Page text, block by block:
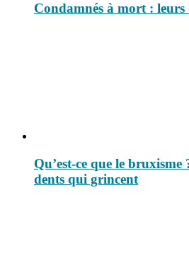
Condamnés à mort : leurs
Qu’est-ce que le bruxisme
dents qui grincent